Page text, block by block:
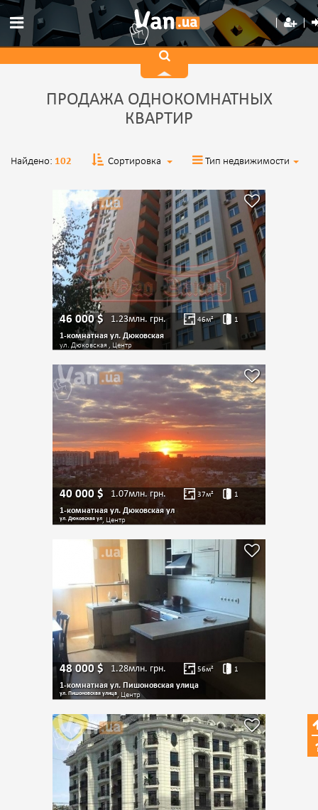
ПРОДАЖА ОДНОКОМНАТНЫХ
КВАРТИР
Найдено: 102 Сортировка Тип недвижимости
46 000$ 1.23млн. грн. 46м² 1
1-комнатная ул. Дюковская
ул. Дюковская , Центр
40 000 $ 1.07млн. грн. 37м² 1
1-комнатная ул. Дюковская ул
ул. Дюковская ул, Центр
48 000$ 1.28млн. грн. 56м² 1
1-комнатная ул. Пишоновская улица
ул. Пишоновская улица, Центр